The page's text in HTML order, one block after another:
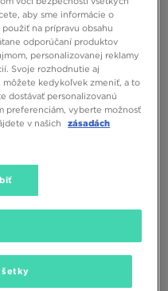
TRIČKO NRG NOCTA CS
aby sme informácie o
použiť na prípravu obsahu
odporúčaní produktov
personalizovanej reklamy
Svoje rozhodnutie aj
môžete kedykoľvek zmeniť, a to
dostávať personalizovanú
preferenciám, vyberte možnosť
v našich
zásadách